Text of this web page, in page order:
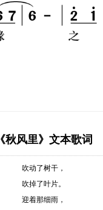
《秋风里》文本歌词
吹动了树干，
吹掉了叶片。
迎着那细雨，